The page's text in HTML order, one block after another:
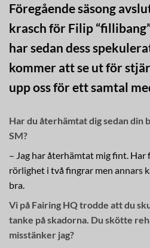
Föregående säsong
krasch för Filip
har sedan dess
kommer att se ut för
upp oss för ett samtal
Har du återhämtat dig sedan din
SM?
– Jag har återhämtat mig fint.
rörlighet i två fingrar men annars
bra.
Vi på Fairing HQ trodde att du
tanke på skadorna. Du skötte
misstänker jag?